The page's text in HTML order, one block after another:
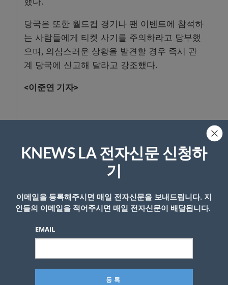
당국은 또한 월드컵 경기나 팬 이벤트에 참석하
는 사람들에게 티켓 사기를 주의하라고 당부했
으며, 의심스러운 상황을 발견할 경우 즉시 관
계 당국에 신고해 달라고 강조했다.
<이준연 기자>
답글 남기기
이메일 주소는 공개되지 않습니다.
*
KNEWS LA 전자신문 신청하
기
이메일을 등록해주시면 매일 전자신문을 보내드립니다. 지
인들의 이메일을 적어주시면 매일 전자신문이 배달됩니다.
EMAIL